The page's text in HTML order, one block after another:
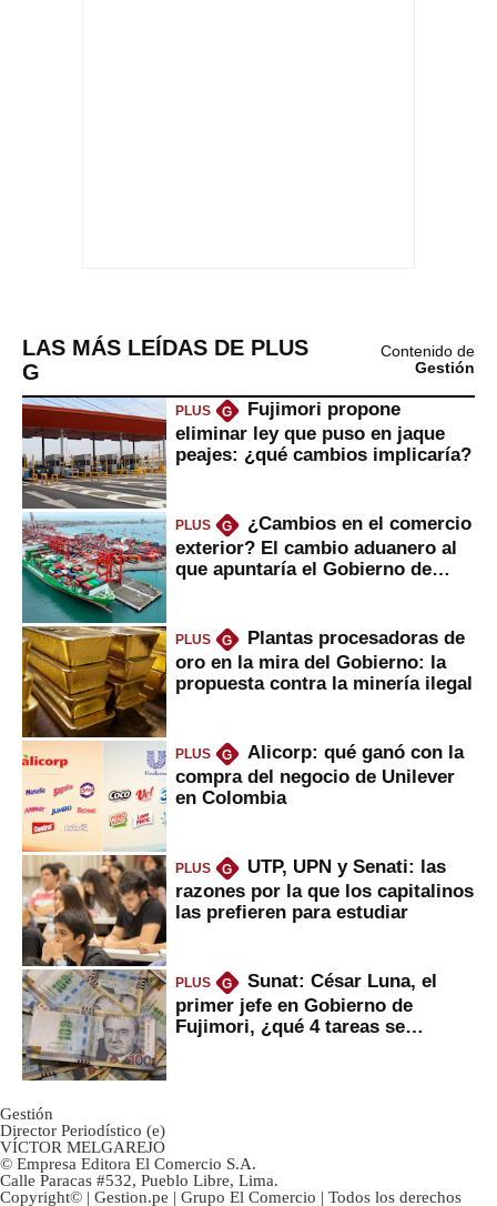
LAS MÁS LEÍDAS DE PLUS
G
Contenido de
Gestión
PLUS G
Fujimori propone
eliminar ley que puso en jaque
peajes: ¿qué cambios implicaría?
PLUS G
¿Cambios en el comercio
exterior? El cambio aduanero al
que apuntaría el Gobierno de
PLUS G
Plantas procesadoras de
oro en la mira del Gobierno: la
propuesta contra la minería ilegal
PLUS G
Alicorp: qué ganó con la
compra del negocio de Unilever
en Colombia
PLUS G
UTP, UPN y Senati: las
razones por la que los capitalinos
las prefieren para estudiar
PLUS G
Sunat: César Luna, el
primer jefe en Gobierno de
Fujimori, ¿qué 4 tareas se
Gestión
Director Periodístico (e)
VÍCTOR MELGAREJO
© Empresa Editora El Comercio S.A.
Calle Paracas #532, Pueblo Libre, Lima.
Copyright© | Gestion.pe | Grupo El Comercio | Todos los derechos